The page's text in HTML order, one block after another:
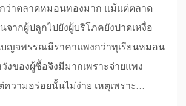
ว่าตลาดหมอนทองมาก แม้แต่ตลาด
ากผู้ปลูกไปยังผู้บริโภคยังปาดเหงื่อ
บญจพรรณมีราคาแพงกว่าทุเรียนหมอน
งของผู้ซื้อจึงมีมากเพราะจ่ายแพง
ความอร่อยนั้นไม่ง่าย เหตุเพราะ…